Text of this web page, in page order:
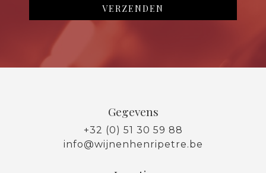
Gegevens
+32 (0) 51 30 59 88
info@wijnenhenripetre.be